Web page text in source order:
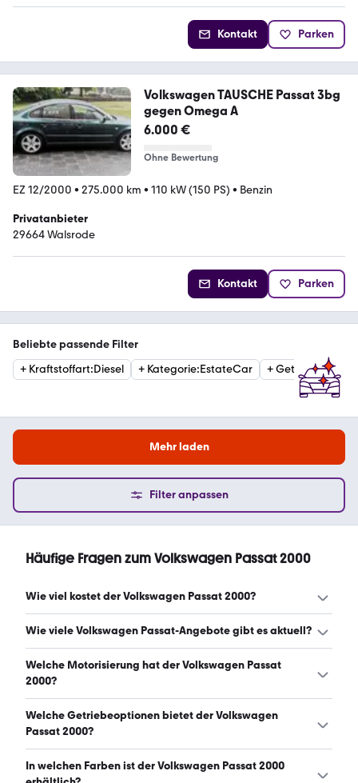
Kontakt Parken
Volkswagen TAUSCHE Passat 3bg
gegen Omega A
6.000 €
Ohne Bewertung
EZ 12/2000 • 275.000 km • 110 kW (150 PS) • Benzin
Privatanbieter
29664 Walsrode
Kontakt Parken
Beliebte passende Filter
+ Kraftstoffart:Diesel + Kategorie:EstateCar +Getriebe:
Mehr laden
Filter anpassen
Häufige Fragen zum Volkswagen Passat 2000
Wie viel kostet der Volkswagen Passat 2000?
Ein guter Preis für einen Volkswagen Passat 2000 liegt
Wie viele Volkswagen Passat-Angebote gibt es aktuell?
Es gibt insgesamt 33 Volkswagen Passat bei mobile.de,
davon 33 Gebraucht- und 0 Neuwagen. (Stand:
Welche Motorisierung hat der Volkswagen Passat
2000?
Der Volkswagen Passat 2000 hat Leistungen zwischen 95
und 150 PS. (Stand: 8.8.2026)
Welche Getriebeoptionen bietet der Volkswagen
Passat 2000?
Der Volkswagen Passat 2000 ist mit manuellem und
automatischem Getriebe erhältlich. (Stand: 8.8.2026)
In welchen Farben ist der Volkswagen Passat 2000